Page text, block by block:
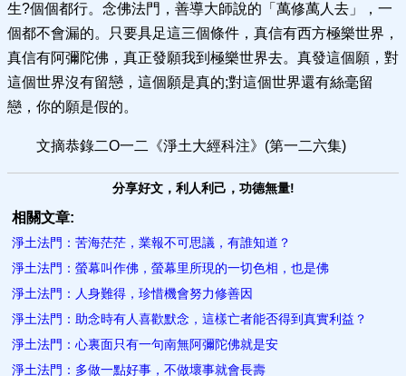
生?個個都行。念佛法門，善導大師說的「萬修萬人去」，一
個都不會漏的。只要具足這三個條件，真信有西方極樂世界，
真信有阿彌陀佛，真正發願我到極樂世界去。真發這個願，對
這個世界沒有留戀，這個願是真的;對這個世界還有絲毫留
戀，你的願是假的。
文摘恭錄二O一二《淨土大經科注》(第一二六集)
分享好文，利人利己，功德無量!
相關文章:
淨土法門：苦海茫茫，業報不可思議，有誰知道？
淨土法門：螢幕叫作佛，螢幕里所現的一切色相，也是佛
淨土法門：人身難得，珍惜機會努力修善因
淨土法門：助念時有人喜歡默念，這樣亡者能否得到真實利益？
淨土法門：心裏面只有一句南​無阿彌陀佛就是安
淨土法門：多做一點好事，不做壞事就會長壽